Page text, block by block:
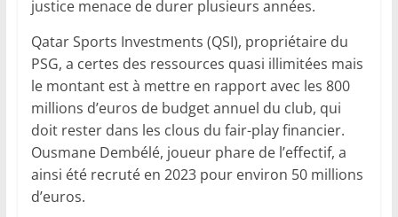
justice menace de durer plusieurs années.
Qatar Sports Investments (QSI), propriétaire du
PSG, a certes des ressources quasi illimitées mais
le montant est à mettre en rapport avec les 800
millions d’euros de budget annuel du club, qui
doit rester dans les clous du fair-play financier.
Ousmane Dembélé, joueur phare de l’effectif, a
ainsi été recruté en 2023 pour environ 50 millions
d’euros.